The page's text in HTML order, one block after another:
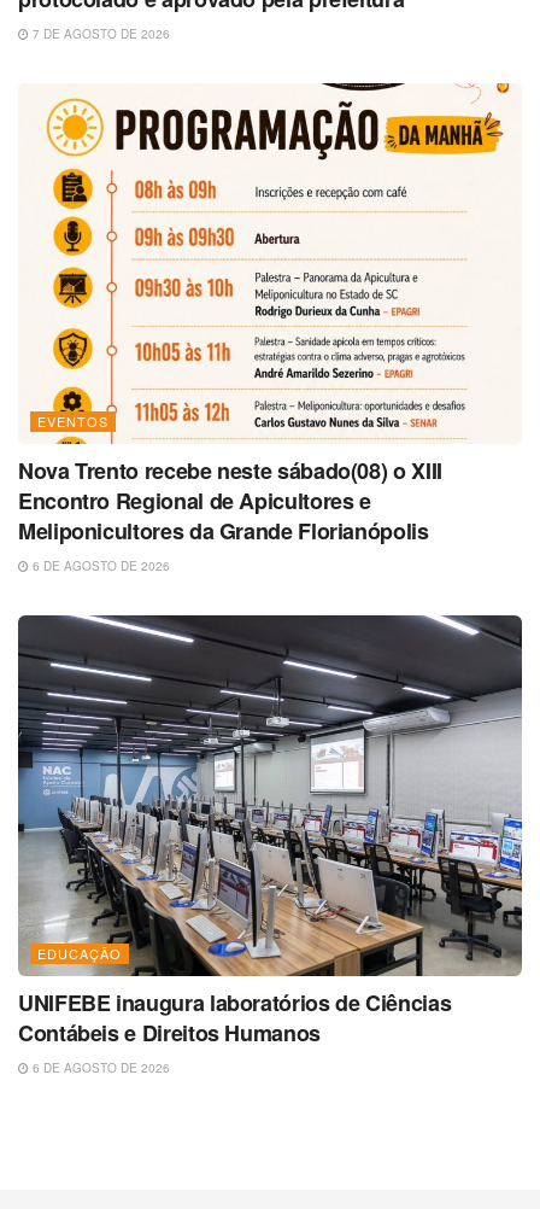
7 DE AGOSTO DE 2026
EVENTOS
Nova Trento recebe neste sábado(08) o XIII
Encontro Regional de Apicultores e
Meliponicultores da Grande Florianópolis
6 DE AGOSTO DE 2026
EDUCAÇÃO
UNIFEBE inaugura laboratórios de Ciências
Contábeis e Direitos Humanos
6 DE AGOSTO DE 2026